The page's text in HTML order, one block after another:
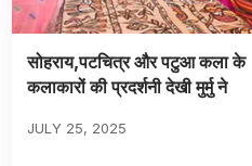
सोहराय,पटचित्र और पटुआ कला के
कलाकारों की प्रदर्शनी देखी मुर्मु ने
JULY 25, 2025